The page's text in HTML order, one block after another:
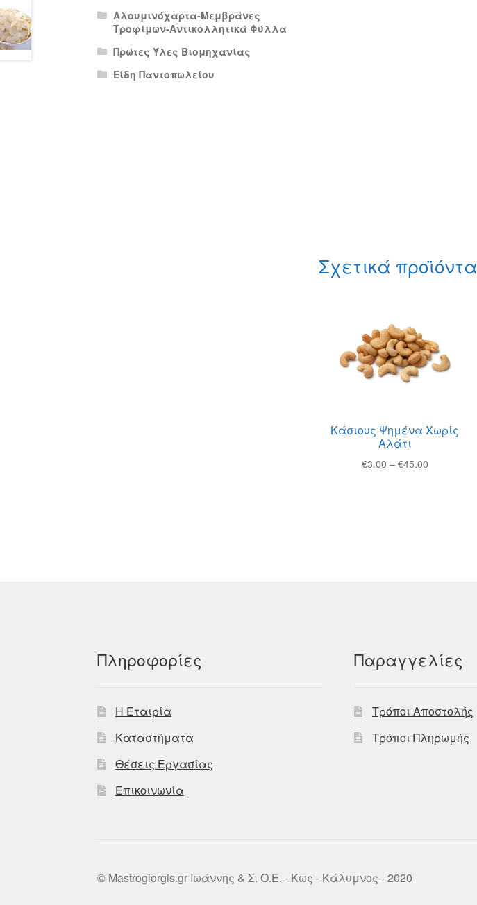
Σχετικά προϊόντα
Κάσιους Ψημένα Χωρίς
Αλάτι
€3.00 – €45.00Price
Αλουμινόχαρτα-Μεμβράνες
Τροφίμων-Αντικολλητικά Φύλλα
Πρώτες Ύλες Βιομηχανίας
Είδη Παντοπωλείου
Πληροφορίες
Η Εταιρία
Καταστήματα
Θέσεις Εργασίας
Επικοινωνία
Παραγγελίες
Τρόποι Αποστολής
Τρόποι Πληρωμής
© Mastrogiorgis.gr Ιωάννης & Σ. Ο.Ε. - Κως - Κάλυμνος - 2020